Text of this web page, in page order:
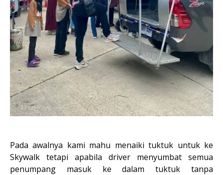
Pada awalnya kami mahu menaiki tuktuk untuk ke
Skywalk tetapi apabila driver menyumbat semua
penumpang masuk ke dalam tuktuk tanpa